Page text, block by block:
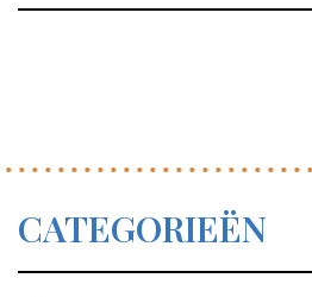
CATEGORIEËN